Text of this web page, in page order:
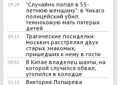
09:29
"Случайно попал в 55-
летнюю женщину": в Чикаго
полицейский убил
темнокожую мать пятерых
детей
09:15
Трагические посиделки:
москвич расстрелял двух
старых знакомых,
пришедших к нему в гости
09:02
В Китае владелец шахты, на
которой случился обвал,
утопился в колодце
01:11
Виктория Лопырева